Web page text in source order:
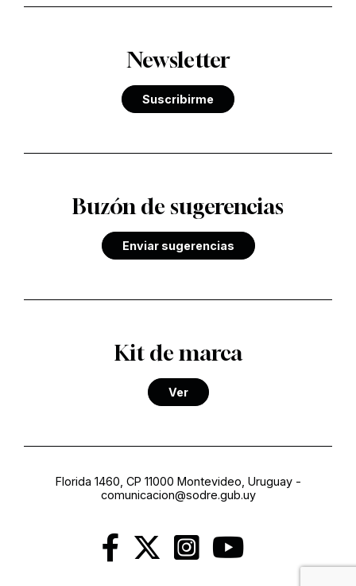
Newsletter
Suscribirme
Buzón de sugerencias
Enviar sugerencias
Kit de marca
Ver
Florida 1460, CP 11000 Montevideo, Uruguay-
comunicacion@sodre.gub.uy